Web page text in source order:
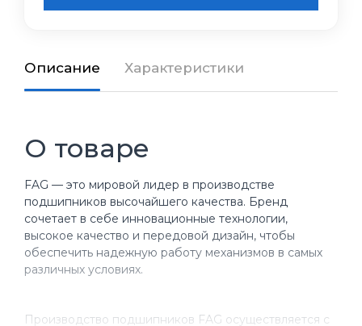
Описание Характеристики
О товаре
FAG — это мировой лидер в производстве
подшипников высочайшего качества. Бренд
сочетает в себе инновационные технологии,
высокое качество и передовой дизайн, чтобы
обеспечить надежную работу механизмов в самых
различных условиях.
Производство подшипников FAG осуществляется с